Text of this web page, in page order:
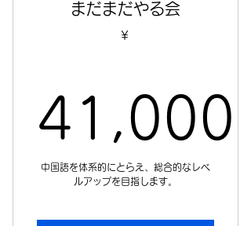
まだまだやる会
￥
41,000
中国語を体系的にとらえ、総合的なレベ
ルアップを目指します。